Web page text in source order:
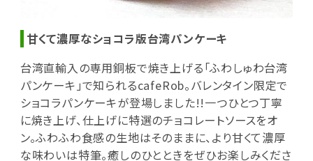
甘くて濃厚なショコラ版台湾パンケーキ
台湾直輸入の専用銅板で焼き上げる「ふわしゅわ台湾
パンケーキ」で知られるcafeRob。バレンタイン限定で
ショコラパンケーキが登場しました!!一つひとつ丁寧
に焼き上げ、仕上げに特選のチョコレートソースをオ
ン。ふわふわ食感の生地はそのままに、より甘くて濃厚
な味わいは特筆。癒しのひとときをぜひお楽しみくださ